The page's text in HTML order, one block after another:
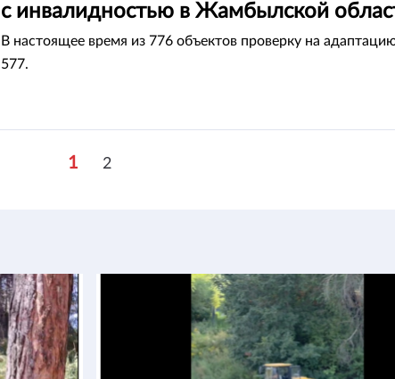
с инвалидностью в Жамбылской
В настоящее время из 776 объектов проверку на
577.
1 2